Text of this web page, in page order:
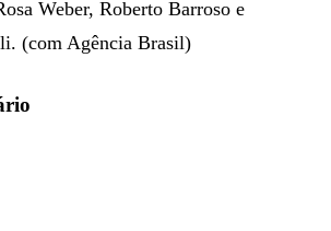
Weber, Roberto Barroso e
(com Agência Brasil)